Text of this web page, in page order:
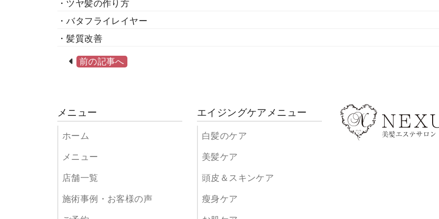
・ツヤ髪の作り方
・バタフライレイヤー
・髪質改善
前の記事へ
メニュー
ホーム
メニュー
店舗一覧
施術事例・お客様の声
エイジングケアメニュー
白髪のケア
美髪ケア
頭皮＆スキンケア
瘦身ケア